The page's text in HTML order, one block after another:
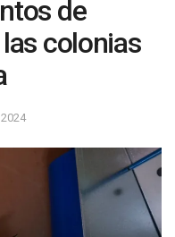
de
colonias